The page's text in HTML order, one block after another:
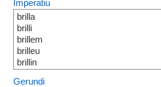
Imperatiu
brilla
brilli
brillem
brilleu
brillin
Gerundi